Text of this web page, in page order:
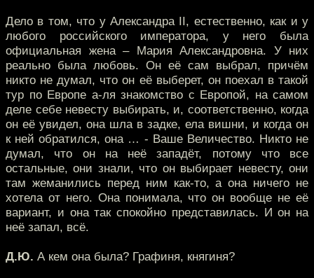
Дело в том, что у Александра II, естественно, как и у
любого российского императора, у него была
официальная жена – Мария Александровна. У них
реально была любовь. Он её сам выбрал, причём
никто не думал, что он её выберет, он поехал в такой
тур по Европе а-ля знакомство с Европой, на самом
деле себе невесту выбирать, и, соответственно, когда
он её увидел, она шла в задке, ела вишни, и когда он
к ней обратился, она … - Ваше Величество. Никто не
думал, что он на неё западёт, потому что все
остальные, они знали, что он выбирает невесту, они
там жеманились перед ним как-то, а она ничего не
хотела от него. Она понимала, что он вообще не её
вариант, и она так спокойно представилась. И он на
неё запал, всё.
Д.Ю. А кем она была? Графиня, княгиня?